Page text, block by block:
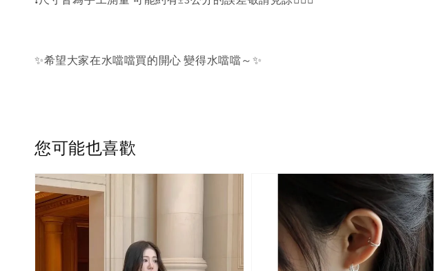
✨希望大家在水噹噹買的開心 變得水噹噹～✨
您可能也喜歡